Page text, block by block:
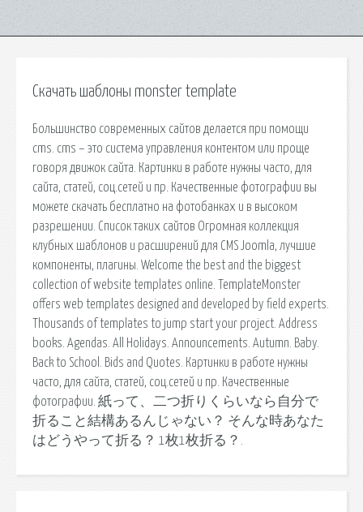
Скачать шаблоны monster template
Большинство современных сайтов делается при помощи
cms. cms – это система управления контентом или проще
говоря движок сайта. Картинки в работе нужны часто, для
сайта, статей, соц.сетей и пр. Качественные фотографии вы
можете скачать бесплатно на фотобанках и в высоком
разрешении. Список таких сайтов Огромная коллекция
клубных шаблонов и расширений для CMS Joomla, лучшие
компоненты, плагины. Welcome the best and the biggest
collection of website templates online. TemplateMonster
offers web templates designed and developed by field experts.
Thousands of templates to jump start your project. Address
books. Agendas. All Holidays. Announcements. Autumn. Baby.
Back to School. Bids and Quotes. Картинки в работе нужны
часто, для сайта, статей, соц.сетей и пр. Качественные
фотографии. 紙って、二つ折りくらいなら自分で
折ること結構あるんじゃない？ そんな時あなた
はどうやって折る？ 1枚1枚折る？.